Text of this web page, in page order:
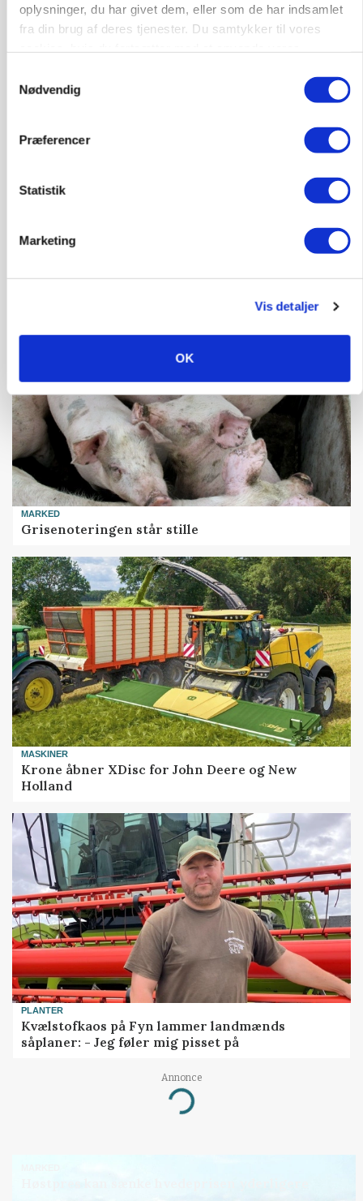
oplysninger, du har givet dem, eller som de har indsamlet
fra din brug af deres tjenester. Du samtykker til vores
Nødvendig
Præferencer
Statistik
Marketing
Vis detaljer
OK
Forserie til selvkørende skårlægger afprøves i år
MARKED
Grisenoteringen står stille
MASKINER
Krone åbner XDisc for John Deere og New
Holland
PLANTER
Kvælstofkaos på Fyn lammer landmænds
såplaner: - Jeg føler mig pisset på
Annonce
Loading...